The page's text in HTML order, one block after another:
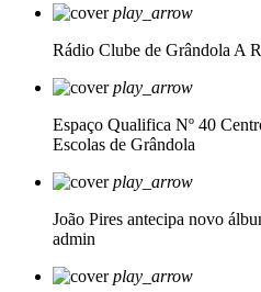
play_arrow
Rádio Clube de Grândola A
play_arrow
Espaço Qualifica Nº 40
Escolas de Grândola
play_arrow
João Pires antecipa novo
admin
play_arrow